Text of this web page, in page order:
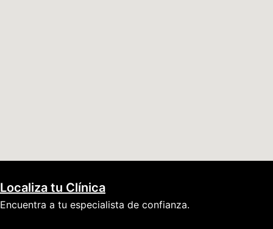
Localiza tu Clínica
Encuentra a tu especialista de confianza.